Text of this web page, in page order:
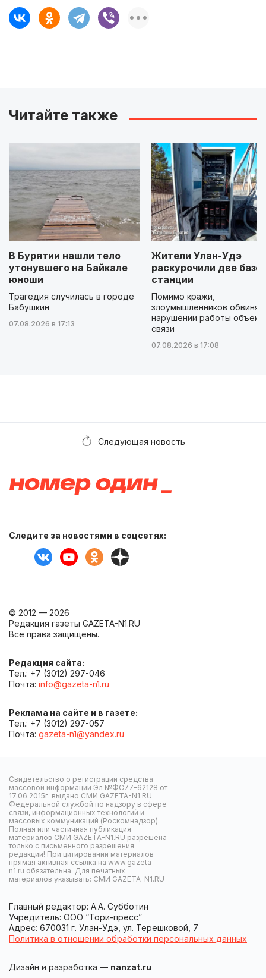
Читайте также
В Бурятии нашли тело
утонувшего на Байкале
юноши
Трагедия случилась в городе
Бабушкин
07.08.2026 в 17:13
Жители Улан-Удэ
раскурочили две
станции
Помимо кражи,
злоумышленников
нарушении работы
связи
07.08.2026 в 17:08
Следующая новость
Следите за новостями в соцсетях:
© 2012 — 2026
Редакция газеты GAZETA-N1.RU
Все права защищены.
Редакция сайта:
Тел.: +7 (3012) 297-046
Почта: info@gazeta-n1.ru
Реклама на сайте и в газете:
Тел.: +7 (3012) 297-057
Почта: gazeta-n1@yandex.ru
Свидетельство о регистрации средства
массовой информации Эл №ФС77-62128 от
17.06.2015г. выдано СМИ GAZETA-N1.RU
Федеральной службой по надзору в сфере
связи, информационных технологий и
массовых коммуникаций (Роскомнадзор).
Полная или частичная публикация
материалов СМИ GAZETA-N1.RU разрешена
только с письменного разрешения
редакции! При цитировании материалов
прямая активная ссылка на www.gazeta-
n1.ru обязательна. Для печатных
материалов указывать: СМИ GAZETA-N1.RU
Главный редактор: А.А. Субботин
Учредитель: ООО “Тори-пресс”
Адрес: 670031 г. Улан-Удэ, ул. Терешковой, 7
Политика в отношении обработки персональных данных
Дизайн и разработка — nanzat.ru